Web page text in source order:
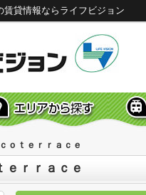
賃貸情報ならライフビジョン
ｏｔｅｒｒａｃｅ
ｅｒｒａｃｅ